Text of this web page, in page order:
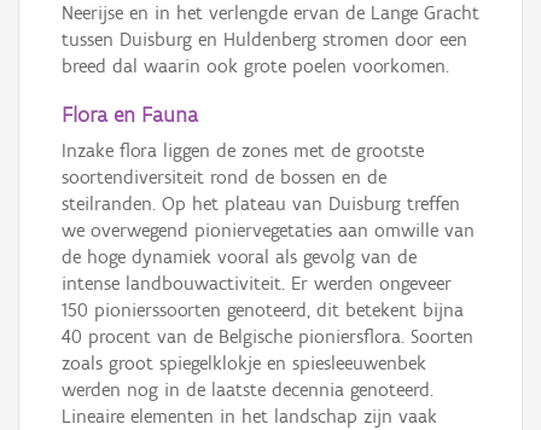
Neerijse en in het verlengde ervan de Lange Gracht
tussen Duisburg en Huldenberg stromen door een
breed dal waarin ook grote poelen voorkomen.
Flora en Fauna
Inzake flora liggen de zones met de grootste
soortendiversiteit rond de bossen en de
steilranden. Op het plateau van Duisburg treffen
we overwegend pioniervegetaties aan omwille van
de hoge dynamiek vooral als gevolg van de
intense landbouwactiviteit. Er werden ongeveer
150 pionierssoorten genoteerd, dit betekent bijna
40 procent van de Belgische pioniersflora. Soorten
zoals groot spiegelklokje en spiesleeuwenbek
werden nog in de laatste decennia genoteerd.
Lineaire elementen in het landschap zijn vaak